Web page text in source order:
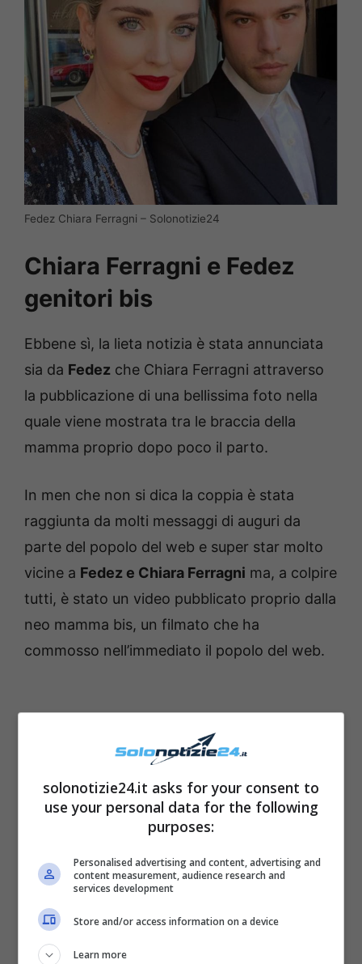
Fedez Chiara Ferragni – Solonotizie24
Chiara Ferragni e Fedez
genitori bis
Ebbene sì, la lieta notizia è stata annunciata
sia da Fedez che Chiara Ferragni attraverso
la pubblicazione di una bellissima foto nella
quale viene mostrata tra le braccia della
mamma proprio dopo poco il parto.
In men che non si dica la coppia è stata
raggiunta da molti messaggi di auguri da
parte del popolo del web e super star molto
vicine a Fedez e Chiara Ferragni ma, a colpire
tutti, è stato un video pubblicato proprio dalla
neo mamma bis, un filmato che ha
commosso nell’immediato il popolo del web.
solonotizie24.it asks for your consent to
use your personal data for the following
purposes:
Personalised advertising and content, advertising and
content measurement, audience research and
services development
Store and/or access information on a device
Learn more